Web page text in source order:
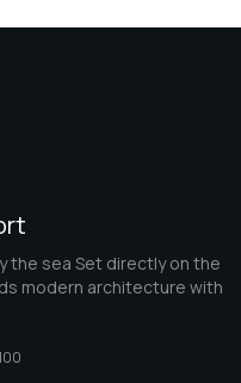
the sea Set directly on the
modern architecture with